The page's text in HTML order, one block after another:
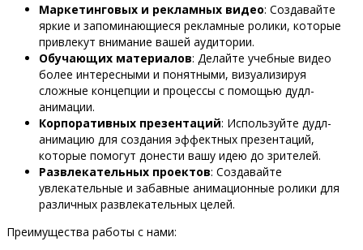
Маркетинговых и рекламных видео: Создавайте
яркие и запоминающиеся рекламные ролики, которые
привлекут внимание вашей аудитории.
Обучающих материалов: Делайте учебные видео
более интересными и понятными, визуализируя
сложные концепции и процессы с помощью дудл-
анимации.
Корпоративных презентаций: Используйте дудл-
анимацию для создания эффектных презентаций,
которые помогут донести вашу идею до зрителей.
Развлекательных проектов: Создавайте
увлекательные и забавные анимационные ролики для
различных развлекательных целей.
Преимущества работы с нами: